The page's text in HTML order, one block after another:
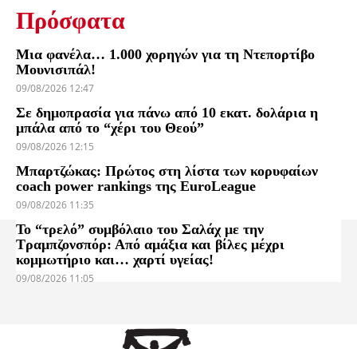
Πρόσφατα
Μια φανέλα… 1.000 χορηγών για τη Ντεπορτίβο
Μουνισιπάλ!
09/08/2026 12:47
Σε δημοπρασία για πάνω από 10 εκατ. δολάρια η
μπάλα από το “χέρι του Θεού”
09/08/2026 12:15
Μπαρτζώκας: Πρώτος στη λίστα των κορυφαίων
coach power rankings της EuroLeague
09/08/2026 11:35
Το “τρελό” συμβόλαιο του Σαλάχ με την
Τραμπζονσπόρ: Από αμάξια και βίλες μέχρι
κομμωτήριο και… χαρτί υγείας!
09/08/2026 11:05